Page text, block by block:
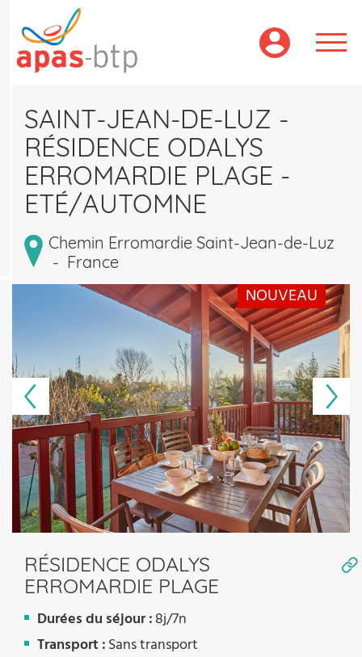
contenu
principal
SAINT-JEAN-DE-LUZ -
RÉSIDENCE ODALYS
ERROMARDIE PLAGE -
ETÉ/AUTOMNE
Chemin Erromardie Saint-Jean-de-Luz
- France
NOUVEAU
RÉSIDENCE ODALYS
ERROMARDIE PLAGE
Durées du séjour :8j/7n
Transport :Sans transport